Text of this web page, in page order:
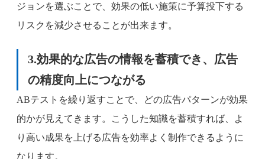
ジョンを選ぶことで、効果の低い施策に予算投下する
リスクを減少させることが出来ます。
3.効果的な広告の情報を蓄積でき、広告
の精度向上につながる
ABテストを繰り返すことで、どの広告パターンが効果
的かが見えてきます。こうした知識を蓄積すれば、よ
り高い成果を上げる広告を効率よく制作できるように
なります。